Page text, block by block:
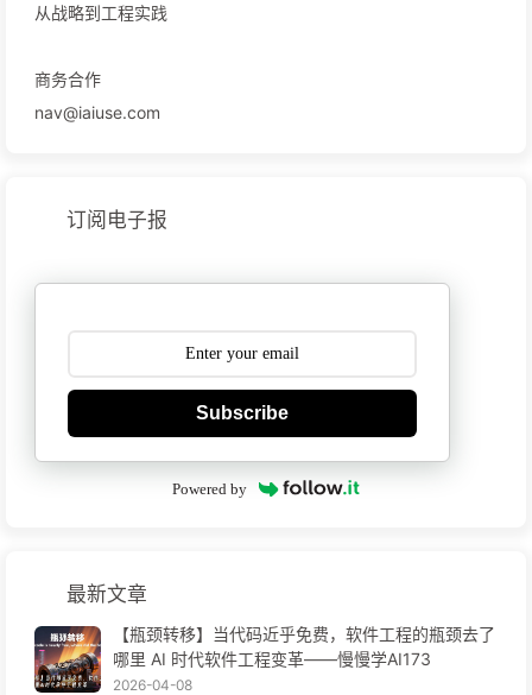
从战略到工程实践
商务合作
nav@iaiuse.com
订阅电子报
Subscribe
Powered by
最新文章
【瓶颈转移】当代码近乎免费，软件工程的瓶颈去了
哪里 AI 时代软件工程变革——慢慢学AI173
2026-04-08